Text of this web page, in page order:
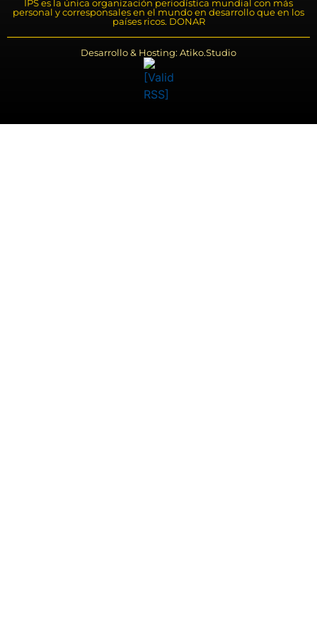
IPS es la única organización periodística mundial con más
personal y corresponsales en el mundo en desarrollo que en los
países ricos. DONAR
Desarrollo & Hosting: Atiko.Studio